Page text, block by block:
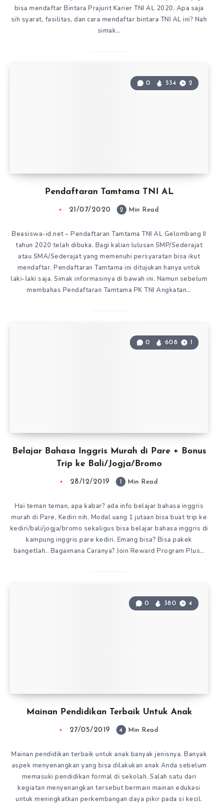
bisa mendaftar Bintara Prajurit Karier TNI AL 2020. Apa saja
sih syarat, fasilitas, dan cara mendaftar bintara TNI AL ini? Nah
simak…
Pendaftaran Tamtama TNI AL
0 534 2
21/07/2020 2 Min Read
Beasiswa-id.net – Pendaftaran Tamtama TNI AL Gelombang II
tahun 2020 telah dibuka. Bagi kalian lulusan SMP/Sederajat
atau SMA/Sederajat yang memenuhi persyaratan bisa ikut
mendaftar. Pendaftaran Tamtama ini ditujukan hanya untuk
laki-laki saja. Simak informasinya di bawah ini. Namun sebelum
membahas Pendaftaran Tamtama PK TNI Angkatan…
Belajar Bahasa Inggris Murah di Pare + Bonus
Trip ke Bali/Jogja/Bromo
0 608 1
28/12/2019 1 Min Read
Hai teman teman, apa kabar? ada info belajar bahasa inggris
murah di Pare, Kediri nih. Modal uang 1 jutaan bisa buat trip ke
kediri/bali/jogja/bromo sekaligus bisa belajar bahasa inggris di
kampung inggris pare kediri. Emang bisa? Bisa pakek
bangetlah.. Bagaimana Caranya? Join Reward Program Plus…
Mainan Pendidikan Terbaik Untuk Anak
0 380 4
27/05/2019 4 Min Read
Mainan pendidikan terbaik untuk anak banyak jenisnya. Banyak
aspek menyenangkan yang bisa dilakukan anak Anda sebelum
memasuki pendidikan formal di sekolah. Salah satu dari
kegiatan menyenangkan tersebut bermain mainan edukasi
untuk meningkatkan perkembangan daya pikir pada si kecil.